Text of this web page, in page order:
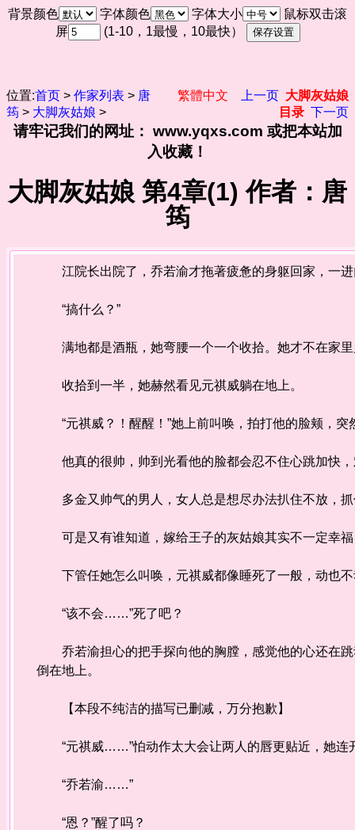
背景颜色 字体颜色 字体大小
鼠标双击滚
屏
(1-10，1最慢，10最快）
位置:首页 > 作家列表 > 唐
筠 > 大脚灰姑娘 >
繁體中文 上一页 大脚灰姑娘
目录 下一页
请牢记我们的网址： www.yqxs.com 或把本站加
入收藏！
大脚灰姑娘 第4章(1) 作者：唐
筠
江院长出院了，乔若渝才拖著疲惫的身躯回家，一进
“搞什么？”
满地都是酒瓶，她弯腰一个一个收拾。她才不在家里
收拾到一半，她赫然看见元祺威躺在地上。
“元祺威？！醒醒！”她上前叫唤，拍打他的脸颊，突
他真的很帅，帅到光看他的脸都会忍不住心跳加快，
多金又帅气的男人，女人总是想尽办法扒住不放，抓
可是又有谁知道，嫁给王子的灰姑娘其实不一定幸
下管任她怎么叫唤，元祺威都像睡死了一般，动也不
“该不会……”死了吧？
乔若渝担心的把手探向他的胸膛，感觉他的心还在跳
倒在地上。
【本段不纯洁的描写已删减，万分抱歉】
“元祺威……”怕动作太大会让两人的唇更贴近，她连
“乔若渝……”
“恩？”醒了吗？